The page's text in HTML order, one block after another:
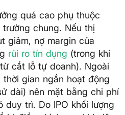
quá cao phụ thuộc
chung. Nếu thị
giảm, nợ margin của
rủi ro tín dụng (trong khi
cắt lỗ tự doanh). Ngoài
gian ngắn hoạt động
dài) nên mặt bằng chi phí
duy trì. Do IPO khối lượng